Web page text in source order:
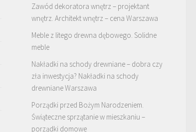
Zawód dekoratora wnętrz – projektant
wnętrz. Architekt wnętrz – cena Warszawa
Meble z litego drewna dębowego. Solidne
meble
Nakładki na schody drewniane – dobra czy
zła inwestycja? Nakładki na schody
drewniane Warszawa
Porządki przed Bożym Narodzeniem.
Świąteczne sprzątanie w mieszkaniu –
porządki domowe